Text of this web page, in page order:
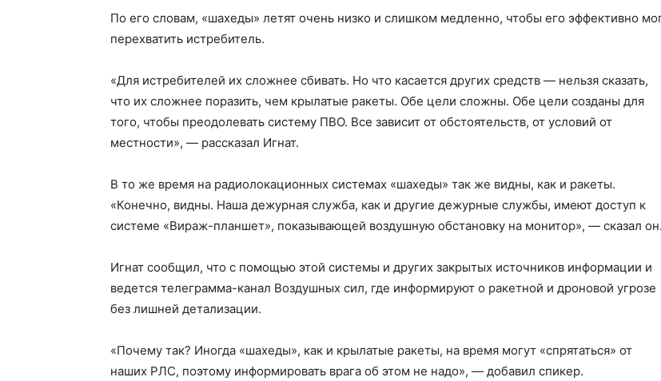
По его словам, «шахеды» летят очень низко и слишком медленно, чтобы его эффективно
перехватить истребитель.
«Для истребителей их сложнее сбивать. Но что касается других средств — нельзя сказать,
что их сложнее поразить, чем крылатые ракеты. Обе цели сложны. Обе цели созданы для
того, чтобы преодолевать систему ПВО. Все зависит от обстоятельств, от условий от
местности», — рассказал Игнат.
В то же время на радиолокационных системах «шахеды» так же видны, как и ракеты.
«Конечно, видны. Наша дежурная служба, как и другие дежурные службы, имеют доступ к
системе «Вираж-планшет», показывающей воздушную обстановку на монитор», — сказал он.
Игнат сообщил, что с помощью этой системы и других закрытых источников информации и
ведется телеграмма-канал Воздушных сил, где информируют о ракетной и дроновой угрозе
без лишней детализации.
«Почему так? Иногда «шахеды», как и крылатые ракеты, на время могут «спрятаться» от
наших РЛС, поэтому информировать врага об этом не надо», — добавил спикер.